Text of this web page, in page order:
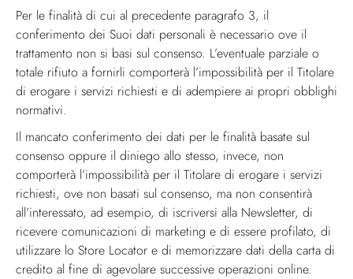
Per le finalità di cui al precedente paragrafo 3, il
conferimento dei Suoi dati personali è necessario ove il
trattamento non si basi sul consenso. L’eventuale parziale o
totale rifiuto a fornirli comporterà l’impossibilità per il Titolare
di erogare i servizi richiesti e di adempiere ai propri obblighi
normativi.
Il mancato conferimento dei dati per le finalità basate sul
consenso oppure il diniego allo stesso, invece, non
comporterà l’impossibilità per il Titolare di erogare i servizi
richiesti, ove non basati sul consenso, ma non consentirà
all’interessato, ad esempio, di iscriversi alla Newsletter, di
ricevere comunicazioni di marketing e di essere profilato, di
utilizzare lo Store Locator e di memorizzare dati della carta di
credito al fine di agevolare successive operazioni online.